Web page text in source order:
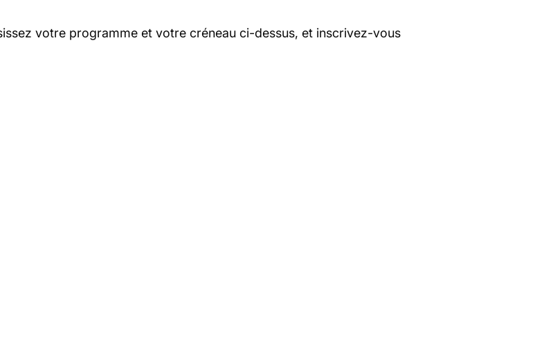
votre programme et votre créneau ci-dessus, et inscrivez-vous